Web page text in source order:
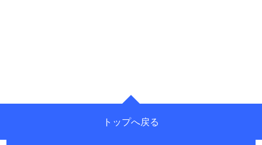
トップへ戻る